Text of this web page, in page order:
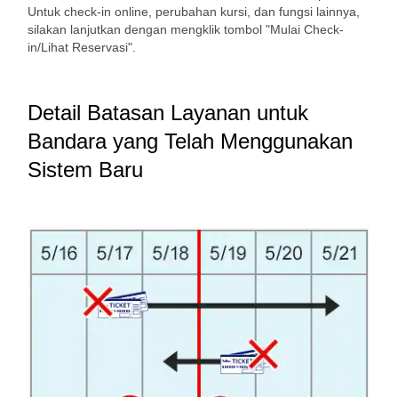
Untuk check-in online, perubahan kursi, dan fungsi lainnya,
silakan lanjutkan dengan mengklik tombol "Mulai Check-
in/Lihat Reservasi".
Detail Batasan Layanan untuk
Bandara yang Telah Menggunakan
Sistem Baru